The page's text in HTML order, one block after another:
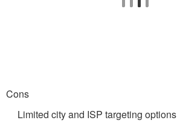
Cons
Limited city and ISP targeting options